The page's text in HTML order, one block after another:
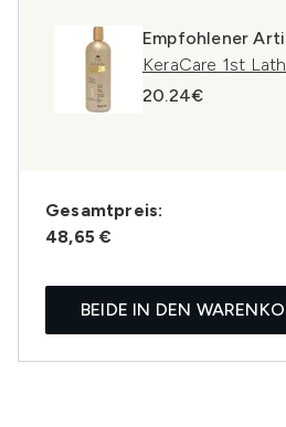
Empfohlener
KeraCare 1st
20.24€
Gesamtpreis:
48,65 €
BEIDE IN DEN